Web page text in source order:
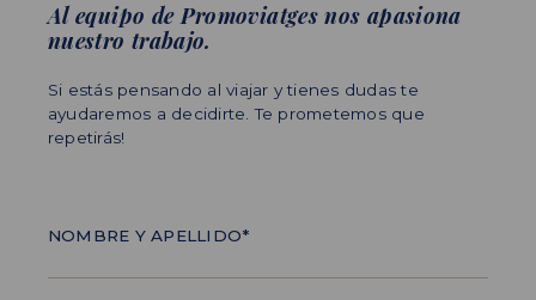
Al equipo de Promoviatges nos apasiona
nuestro trabajo.
Si estás pensando al viajar y tienes dudas te
ayudaremos a decidirte. Te prometemos que
repetirás!
NOMBRE Y APELLIDO*